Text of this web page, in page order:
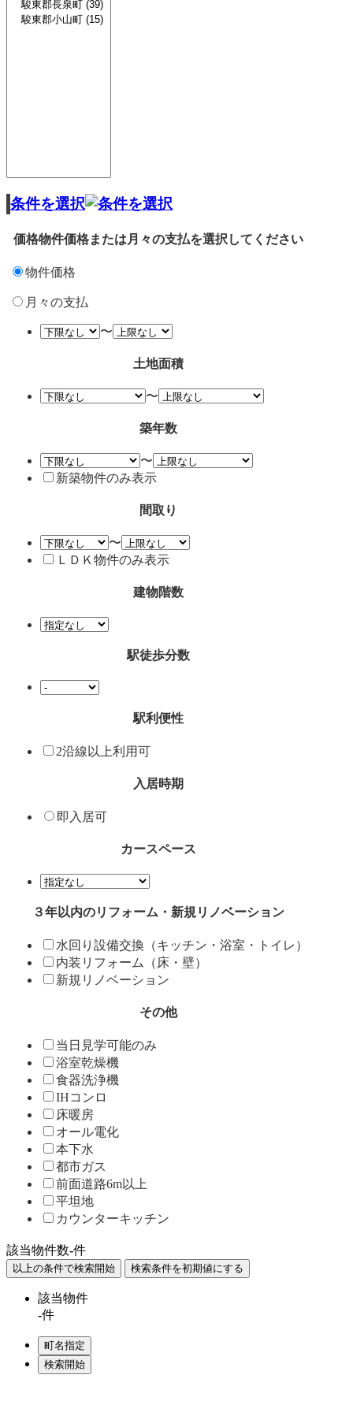
条件を選択
価格物件価格または月々の支払を選択してください
物件価格
月々の支払
〜
土地面積
〜
築年数
〜
新築物件のみ表示
間取り
〜
ＬＤＫ物件のみ表示
建物階数
駅徒歩分数
駅利便性
2沿線以上利用可
入居時期
即入居可
カースペース
３年以内のリフォーム・新規リノベーション
水回り設備交換（キッチン・浴室・トイレ）
内装リフォーム（床・壁）
新規リノベーション
その他
当日見学可能のみ
浴室乾燥機
食器洗浄機
IHコンロ
床暖房
オール電化
本下水
都市ガス
前面道路6m以上
平坦地
カウンターキッチン
該当物件数-件
該当物件
-件